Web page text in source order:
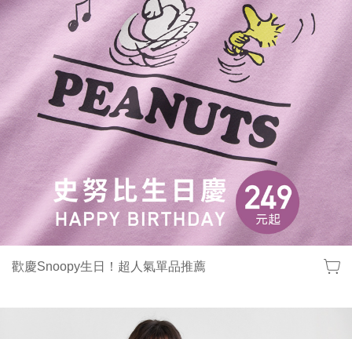
歡慶Snoopy生日！超人氣單品推薦